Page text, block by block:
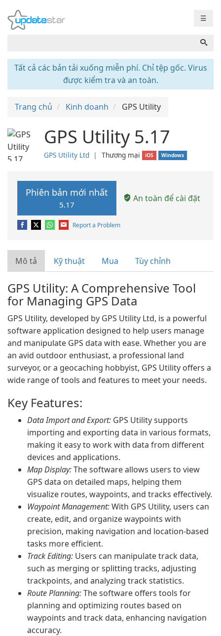
☰
Tất cả các bản tải xuống miễn phí. Chỉ tệp gốc. Virus
được kiểm tra và an toàn.
Trang chủ Kinh doanh GPS Utility
GPS Utility 5.17
GPS Utility Ltd ❘ Thương mại iOS Windows
Phiên bản mới nhất
5.17
An toàn để cài đặt
Report a Problem
Mô tả Kỹ thuật Mua Tùy chỉnh
GPS Utility: A Comprehensive Tool
for Managing GPS Data
GPS Utility, developed by GPS Utility Ltd, is a powerful
software application designed to help users manage
and manipulate GPS data with ease. Whether you are
an avid outdoor enthusiast, a professional land
surveyor, or a geocaching hobbyist, GPS Utility offers a
wide range of tools and features to meet your needs.
Key Features:
Data Import and Export: GPS Utility supports
importing and exporting data in various formats,
making it easy to work with data from different
devices and applications.
Map Display:The software allows users to view
GPS data on detailed maps, helping them
visualize routes, waypoints, and tracks effectively.
Waypoint Management:With GPS Utility, users can
create, edit, and organize waypoints with
precision, making navigation and location-based
tasks more efficient.
Track Editing: Users can manipulate track data,
such as merging or splitting tracks, adjusting
trackpoints, and analyzing track statistics.
Route Planning:The software offers tools for
planning and optimizing routes based on
waypoints and track data, enhancing navigation
accuracy.